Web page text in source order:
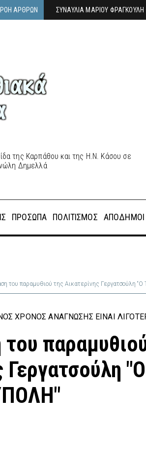
ΡΟΉ ΆΡΘΡΩΝ ΣΥΝΑΥΛΙΑ ΜΑΡΙΟΥ ΦΡΑΓΚΟΥΛΗ
της Καρπάθου και της Η.Ν. Κάσου σε
Δημελλά
ΠΡΌΣΩΠΑ ΠΟΛΙΤΙΣΜΌΣ ΑΠΌΔΗΜΟΙ
του παραμυθιού της Αικατερίνης
ΧΡΌΝΟΣ ΑΝΆΓΝΩΣΗΣ ΕΊΝΑΙ
Γεργατσούλη